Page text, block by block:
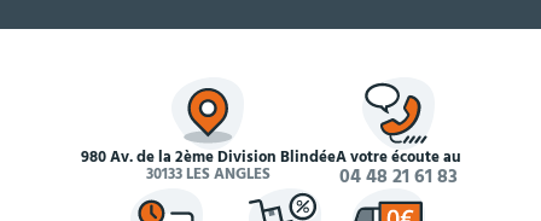
980 Av. de la 2ème Division Blindée
30133 LES ANGLES
À votre écoute au
04 48 21 61 83